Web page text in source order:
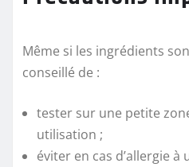
Même si les ingrédients
conseillé de :
tester sur une petite
utilisation ;
éviter en cas d’allergie à